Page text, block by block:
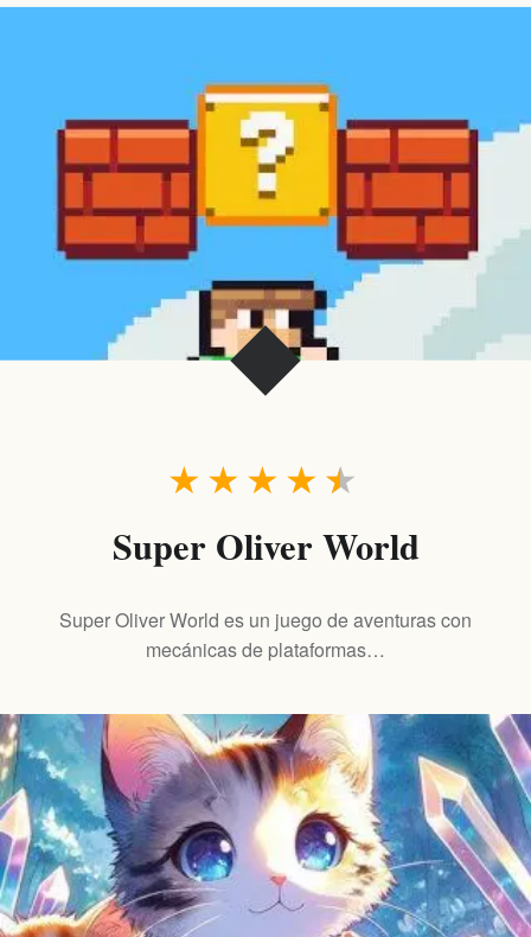
★
★
★
★
★
Super Oliver World
Super Oliver World es un juego de aventuras con
mecánicas de plataformas…